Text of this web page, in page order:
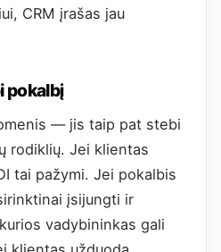
CRM įrašas jau
pokalbį
— jis taip pat stebi
rodiklių. Jei klientas
tai pažymi. Jei pokalbis
įsijungti ir
vadybininkas gali